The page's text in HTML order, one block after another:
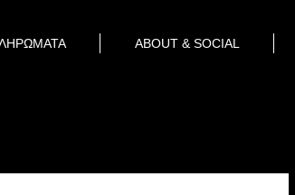
ABOUT & SOCIAL